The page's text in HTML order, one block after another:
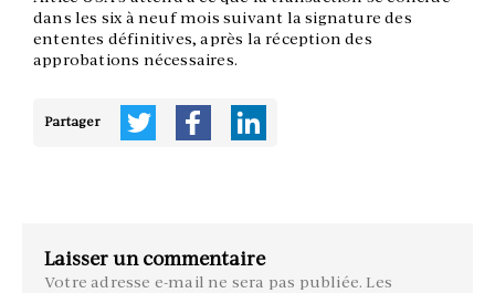
dans les six à neuf mois suivant la signature des
ententes définitives, après la réception des
approbations nécessaires.
Partager
Laisser un commentaire
Votre adresse e-mail ne sera pas publiée. Les